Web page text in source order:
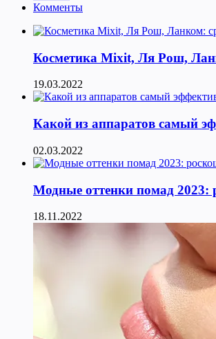
Комменты
Косметика Мixit, Ля Рош,
19.03.2022
Какой из аппаратов самый
02.03.2022
Модные оттенки помад
18.11.2022